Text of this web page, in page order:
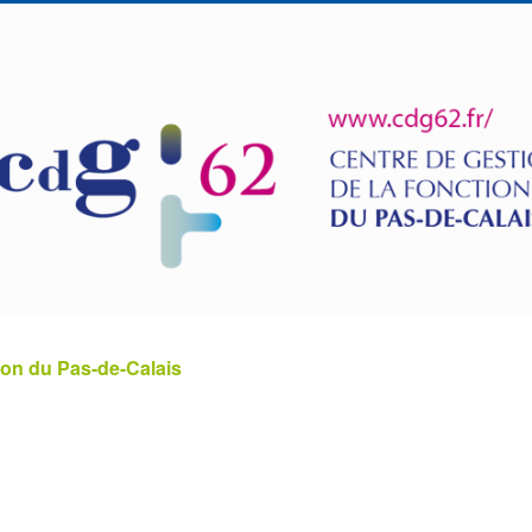
du Pas-de-Calais